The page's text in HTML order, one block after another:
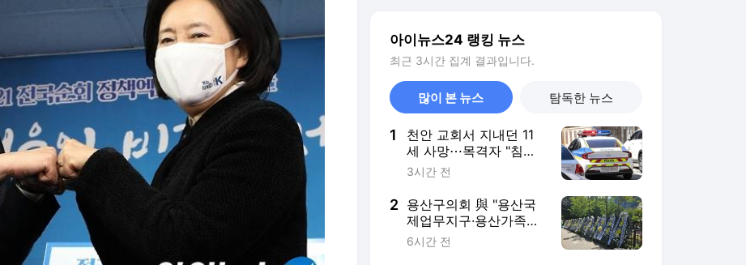
아이뉴스24 랭킹 뉴스
최근 3시간 집계 결과입니다.
많이 본 뉴스 탐독한 뉴스
1
천안 교회서 지내던 11
세 사망⋯목격자 "침대
묶여 있었다"
3시간 전
2 용산구의회 與 "용산국
제업무지구·용산가족공
원 주택 공급안 철회하
6시간 전